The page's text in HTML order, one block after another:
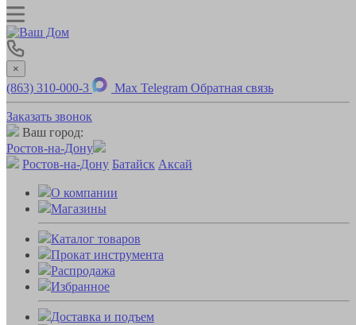
×
(863) 310-000-3 Max Telegram Обратная связь
Заказать звонок
Ваш город:
Ростов-на-Дону
Ростов-на-Дону Батайск Аксай
О компании
Магазины
Каталог товаров
Прокат инструмента
Распродажа
Избранное
Доставка и подъем